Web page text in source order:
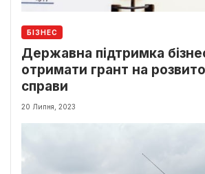
БІЗНЕС
Державна підтримка
отримати грант на
справи
20 Липня, 2023